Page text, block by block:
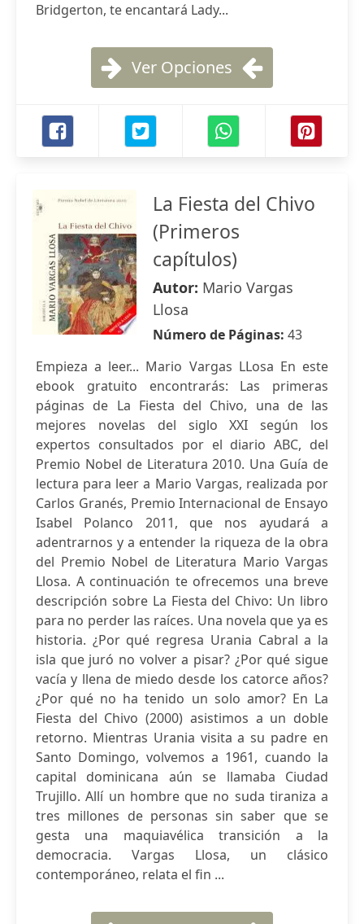
Bridgerton, te encantará Lady...
Ver Opciones
La Fiesta del Chivo
(Primeros
capítulos)
Autor: Mario Vargas
Llosa
Número de Páginas: 43
Empieza a leer... Mario Vargas LLosa En este
ebook gratuito encontrarás: Las primeras
páginas de La Fiesta del Chivo, una de las
mejores novelas del siglo XXI según los
expertos consultados por el diario ABC, del
Premio Nobel de Literatura 2010. Una Guía de
lectura para leer a Mario Vargas, realizada por
Carlos Granés, Premio Internacional de Ensayo
Isabel Polanco 2011, que nos ayudará a
adentrarnos y a entender la riqueza de la obra
del Premio Nobel de Literatura Mario Vargas
Llosa. A continuación te ofrecemos una breve
descripción sobre La Fiesta del Chivo: Un libro
para no perder las raíces. Una novela que ya es
historia. ¿Por qué regresa Urania Cabral a la
isla que juró no volver a pisar? ¿Por qué sigue
vacía y llena de miedo desde los catorce años?
¿Por qué no ha tenido un solo amor? En La
Fiesta del Chivo (2000) asistimos a un doble
retorno. Mientras Urania visita a su padre en
Santo Domingo, volvemos a 1961, cuando la
capital dominicana aún se llamaba Ciudad
Trujillo. Allí un hombre que no suda tiraniza a
tres millones de personas sin saber que se
gesta una maquiavélica transición a la
democracia. Vargas Llosa, un clásico
contemporáneo, relata el fin ...